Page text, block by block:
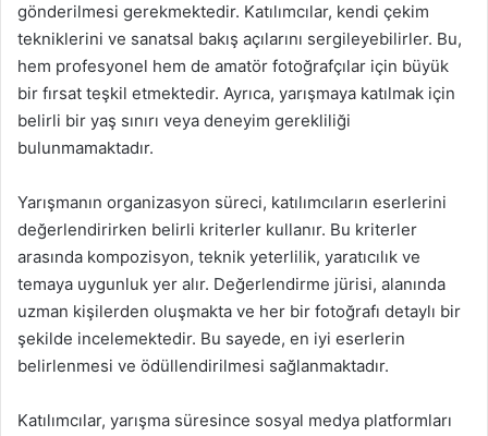
gönderilmesi gerekmektedir. Katılımcılar, kendi çekim
tekniklerini ve sanatsal bakış açılarını sergileyebilirler. Bu,
hem profesyonel hem de amatör fotoğrafçılar için büyük
bir fırsat teşkil etmektedir. Ayrıca, yarışmaya katılmak için
belirli bir yaş sınırı veya deneyim gerekliliği
bulunmamaktadır.
Yarışmanın organizasyon süreci, katılımcıların eserlerini
değerlendirirken belirli kriterler kullanır. Bu kriterler
arasında kompozisyon, teknik yeterlilik, yaratıcılık ve
temaya uygunluk yer alır. Değerlendirme jürisi, alanında
uzman kişilerden oluşmakta ve her bir fotoğrafı detaylı bir
şekilde incelemektedir. Bu sayede, en iyi eserlerin
belirlenmesi ve ödüllendirilmesi sağlanmaktadır.
Katılımcılar, yarışma süresince sosyal medya platformları